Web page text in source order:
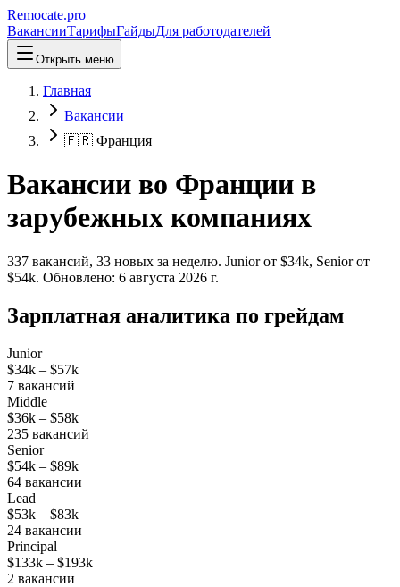
Remocate.pro
ВакансииТарифыГайдыДля работодателей
Открыть меню
Главная
Вакансии
🇫🇷 Франция
Вакансии во Франции в
зарубежных компаниях
337 вакансий, 33 новых за неделю. Junior от $34k, Senior от
$54k. Обновлено: 6 августа 2026 г.
Зарплатная аналитика по грейдам
Junior
$34k – $57k
7 вакансий
Middle
$36k – $58k
235 вакансий
Senior
$54k – $89k
64 вакансии
Lead
$53k – $83k
24 вакансии
Principal
$133k – $193k
2 вакансии